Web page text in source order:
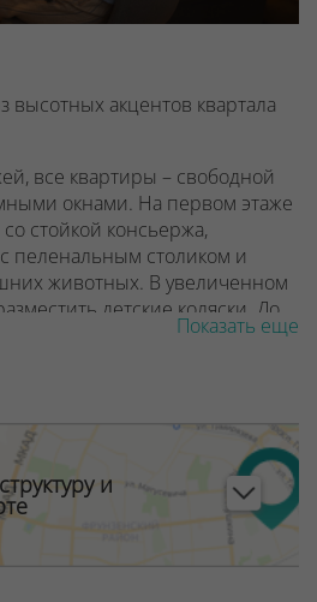
высотных акцентов квартала
все квартиры – свободной
окнами. На первом этаже
стойкой консьержа,
пеленальным столиком и
животных. В увеличенном
детские коляски. До
3 скоростных лифта, один
в будущем появятся
запроектированы
игровые площадки. Дом
доступности от
Аэродромная и торгово-
Avia mall.
Показать еще
и